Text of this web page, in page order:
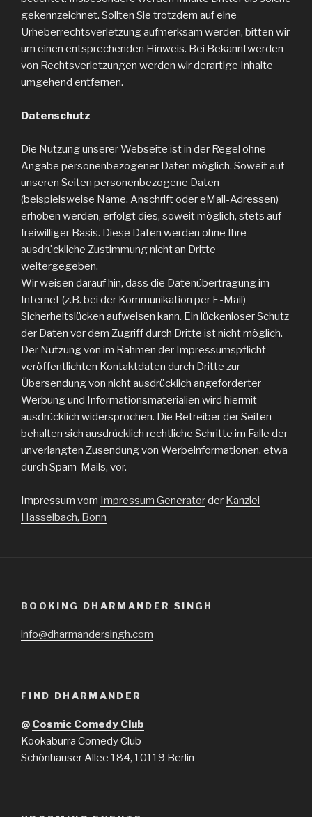
gekennzeichnet. Sollten Sie trotzdem auf eine
Urheberrechtsverletzung aufmerksam werden, bitten wir
um einen entsprechenden Hinweis. Bei Bekanntwerden
von Rechtsverletzungen werden wir derartige Inhalte
umgehend entfernen.
Datenschutz
Die Nutzung unserer Webseite ist in der Regel ohne
Angabe personenbezogener Daten möglich. Soweit auf
unseren Seiten personenbezogene Daten
(beispielsweise Name, Anschrift oder eMail-Adressen)
erhoben werden, erfolgt dies, soweit möglich, stets auf
freiwilliger Basis. Diese Daten werden ohne Ihre
ausdrückliche Zustimmung nicht an Dritte
weitergegeben.
Wir weisen darauf hin, dass die Datenübertragung im
Internet (z.B. bei der Kommunikation per E-Mail)
Sicherheitslücken aufweisen kann. Ein lückenloser Schutz
der Daten vor dem Zugriff durch Dritte ist nicht möglich.
Der Nutzung von im Rahmen der Impressumspflicht
veröffentlichten Kontaktdaten durch Dritte zur
Übersendung von nicht ausdrücklich angeforderter
Werbung und Informationsmaterialien wird hiermit
ausdrücklich widersprochen. Die Betreiber der Seiten
behalten sich ausdrücklich rechtliche Schritte im Falle der
unverlangten Zusendung von Werbeinformationen, etwa
durch Spam-Mails, vor.
Impressum vom Impressum Generatorder Kanzlei
Hasselbach, Bonn
BOOKING DHARMANDER SINGH
info@dharmandersingh.com
FIND DHARMANDER
@ Cosmic Comedy Club
Kookaburra Comedy Club
Schönhauser Allee 184, 10119 Berlin